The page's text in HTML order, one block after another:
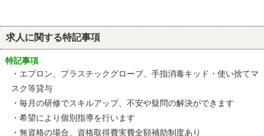
求人に関する特記事項
特記事項
・エプロン、プラスチックグローブ、手指消毒キッド・使い捨てマ
スク等貸与
・毎月の研修でスキルアップ、不安や疑問の解決ができます
・希望により個別指導を行います
・無資格の場合、資格取得費実費全額補助制度あり